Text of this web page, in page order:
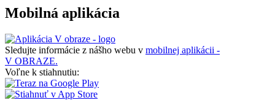
Mobilná aplikácia
Sledujte informácie z nášho webu v mobilnej aplikácii -
V OBRAZE.
Voľne k stiahnutiu: